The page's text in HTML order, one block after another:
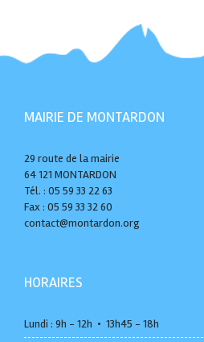
MAIRIE DE MONTARDON
29 route de la mairie
64 121 MONTARDON
Tél. : 05 59 33 22 63
Fax : 05 59 33 32 60
contact@montardon.org
HORAIRES
Lundi : 9h - 12h • 13h45 - 18h